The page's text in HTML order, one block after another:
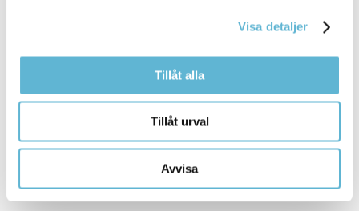
Visa detaljer
Tillåt alla
Tillåt urval
Avvisa
Fax: 0456-82 22 00